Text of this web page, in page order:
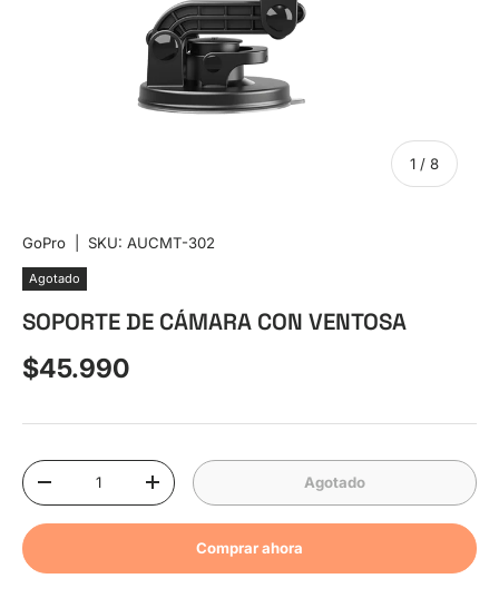
1 / de
8
GoPro SKU: AUCMT-302
Agotado
SOPORTE DE CÁMARA CON VENTOSA
Precio normal
$45.990
Cant.
Disminuir cantidadAumentar la cantidadAgotado
Comprar ahora